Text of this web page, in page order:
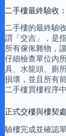
二手樓最終驗收
二手樓的最終驗
謂「交吉」，是
所有傢俬雜物，
仔細檢查單位內
具、水龍頭、廁
損壞，並且所有
二手樓買樓程序
正式交樓與樓契
驗樓完成並確認